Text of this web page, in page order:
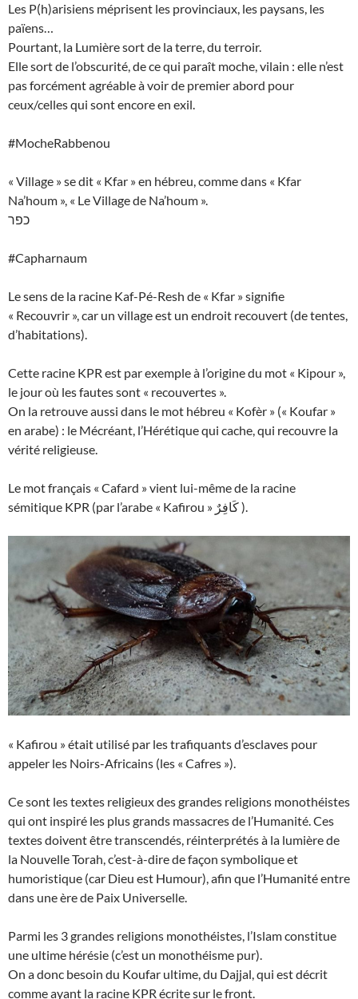
Les P(h)arisiens méprisent les provinciaux, les paysans, les
païens…
Pourtant, la Lumière sort de la terre, du terroir.
Elle sort de l’obscurité, de ce qui paraît moche, vilain : elle n’est
pas forcément agréable à voir de premier abord pour
ceux/celles qui sont encore en exil.
#MocheRabbenou
« Village » se dit « Kfar » en hébreu, comme dans « Kfar
Na’houm », « Le Village de Na’houm ».
כפר
#Capharnaum
Le sens de la racine Kaf-Pé-Resh de « Kfar » signifie
« Recouvrir », car un village est un endroit recouvert (de tentes,
d’habitations).
Cette racine KPR est par exemple à l’origine du mot « Kipour »,
le jour où les fautes sont « recouvertes ».
On la retrouve aussi dans le mot hébreu « Kofèr » (« Koufar »
en arabe) : le Mécréant, l’Hérétique qui cache, qui recouvre la
vérité religieuse.
Le mot français « Cafard » vient lui-même de la racine
sémitique KPR (par l’arabe « Kafirou » كَافِرٌ ).
« Kafirou » était utilisé par les trafiquants d’esclaves pour
appeler les Noirs-Africains (les « Cafres »).
Ce sont les textes religieux des grandes religions monothéistes
qui ont inspiré les plus grands massacres de l’Humanité. Ces
textes doivent être transcendés, réinterprétés à la lumière de
la Nouvelle Torah, c’est-à-dire de façon symbolique et
humoristique (car Dieu est Humour), afin que l’Humanité entre
dans une ère de Paix Universelle.
Parmi les 3 grandes religions monothéistes, l’Islam constitue
une ultime hérésie (c’est un monothéisme pur).
On a donc besoin du Koufar ultime, du Dajjal, qui est décrit
comme ayant la racine KPR écrite sur le front.